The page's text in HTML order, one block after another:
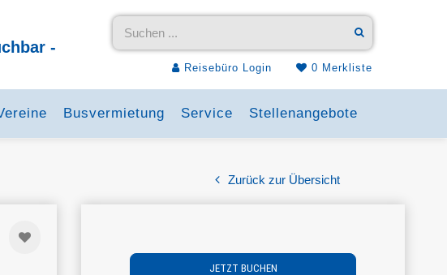
0 Merkliste
Reisebüro Login
-
Busvermietung Service Stellenangebote
Zurück zur Übersicht
JETZT BUCHEN